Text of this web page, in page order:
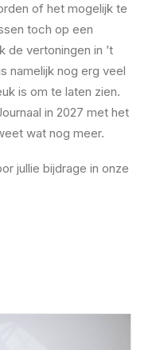
of het mogelijk te
toch op een
de vertoningen in ’t
namelijk nog erg veel
is om te laten zien.
in 2027 met het
wat nog meer.
jullie bijdrage in onze